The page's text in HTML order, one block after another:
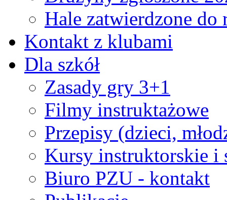
Hale zatwierdzone
Kontakt z klubami
Dla szkół
Zasady gry 3+1
Filmy instruktażowe
Przepisy (dzieci,
Kursy instruktorskie i
Biuro PZU - kontakt